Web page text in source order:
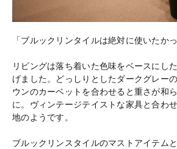
「ブルックリンタイルは絶対に使いたか
リビングは落ち着いた色味をベースにし
げました。どっしりとしたダークグレー
ウンのカーベットを合わせると重さが和
に。ヴィンテージテイストな家具と合わ
地のようです。
ブルックリンスタイルのマストアイテム